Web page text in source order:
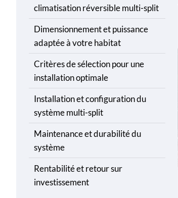
climatisation réversible multi-split
Dimensionnement et puissance
adaptée à votre habitat
Critères de sélection pour une
installation optimale
Installation et configuration du
système multi-split
Maintenance et durabilité du
système
Rentabilité et retour sur
investissement